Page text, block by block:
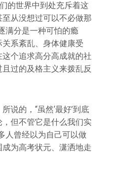
们的世界中到处充斥着这
从没想过可以不必做那
满分是一种可怕的瘾
系紊乱、身体健康受
个追求高分高成就的社
过的及格主义来拨乱反
说的，“虽然‘最好’到底
但不管它是什么我们实
人曾经以为自己可以做
为高考状元、潇洒地走